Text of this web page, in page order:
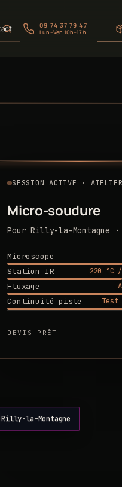
09 74 37 79 47
Lun–Ven 10h–17h
SESSION ACTIVE ·
Micro-soudure
Pour Rilly-la-Montagne ·
Microscope
Station IR
220 °C
Fluxage
Continuité piste
Test
DEVIS PRÊT
Rilly-la-Montagne